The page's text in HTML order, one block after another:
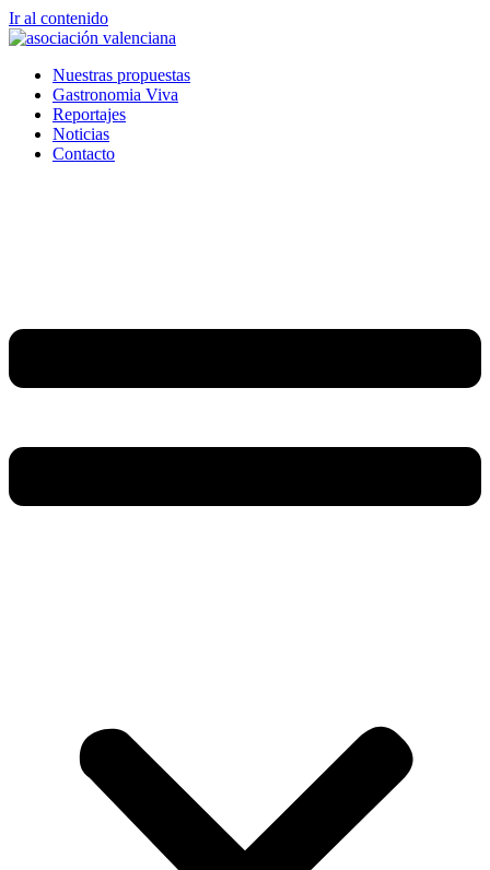
Ir al contenido
Nuestras propuestas
Gastronomia Viva
Reportajes
Noticias
Contacto